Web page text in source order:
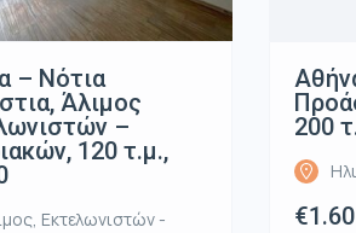
– Νότια
Άλιμος
–
120 τ.μ.,
Εκτελωνιστών -
200